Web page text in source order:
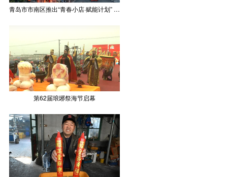
青岛市市南区推出“青春小店·赋能计划” 聚满青岛温情
第62届琅琊祭海节启幕